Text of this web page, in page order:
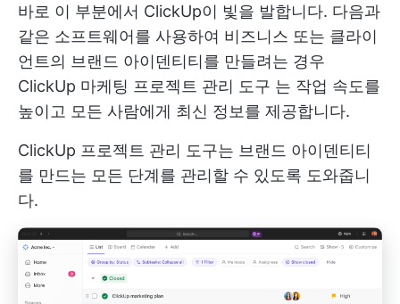
바로 이 부분에서 ClickUp이 빛을 발합니다. 다음과
같은 소프트웨어를 사용하여 비즈니스 또는 클라이
언트의 브랜드 아이덴티티를 만들려는 경우
ClickUp 마케팅 프로젝트 관리 도구 는 작업 속도를
높이고 모든 사람에게 최신 정보를 제공합니다.
ClickUp 프로젝트 관리 도구는 브랜드 아이덴티티
를 만드는 모든 단계를 관리할 수 있도록 도와줍니
다.